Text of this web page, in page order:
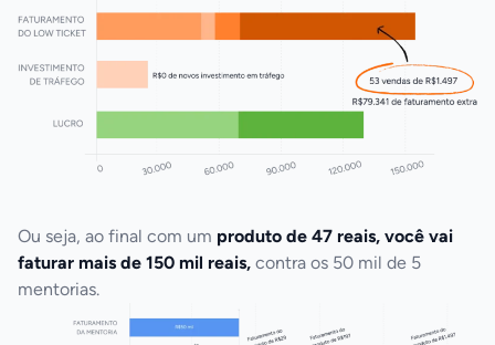
Ou seja, ao final com um produto de 47 reais, você vai
faturar mais de 150 mil reais, contra os 50 mil de 5
mentorias.